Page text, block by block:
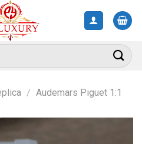
/ Audemars Piguet 1:1